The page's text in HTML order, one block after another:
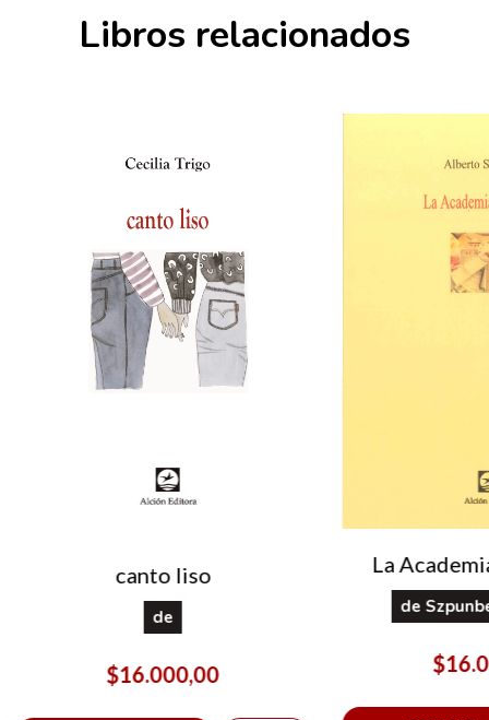
Libros relacionados
canto liso
de
$16.000,00
La
de